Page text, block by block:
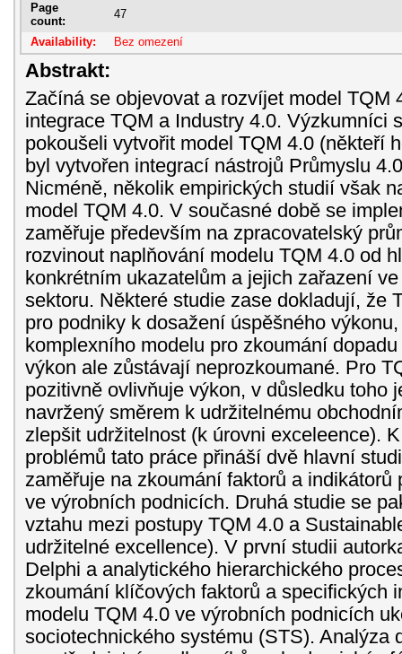
Page
count:
47
Availability: Bez omezení
Abstrakt:
Začíná se objevovat a rozvíjet model TQM
integrace TQM a Industry 4.0. Výzkumníci
pokoušeli vytvořit model TQM 4.0 (někteří
byl vytvořen integrací nástrojů Průmyslu
Nicméně, několik empirických studií však
model TQM 4.0. V současné době se
zaměřuje především na zpracovatelský
rozvinout naplňování modelu TQM 4.0 od
konkrétním ukazatelům a jejich zařazení
sektoru. Některé studie zase dokladují, že
pro podniky k dosažení úspěšného
komplexního modelu pro zkoumání
výkon ale zůstávají neprozkoumané. Pro
pozitivně ovlivňuje výkon, v důsledku toho
navržený směrem k udržitelnému
zlepšit udržitelnost (k úrovni exceleence).
problémů tato práce přináší dvě hlavní
zaměřuje na zkoumání faktorů a indikátorů
ve výrobních podnicích. Druhá studie se
vztahu mezi postupy TQM 4.0 a
udržitelné excellence). V první studii
Delphi a analytického hierarchického
zkoumání klíčových faktorů a specifických
modelu TQM 4.0 ve výrobních podnicích
sociotechnického systému (STS). Analýza